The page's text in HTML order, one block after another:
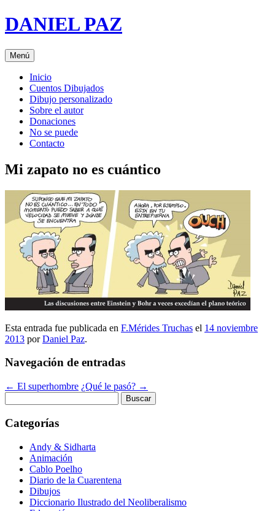
Saltar
al
DANIEL PAZ
Menú
Inicio
Cuentos Dibujados
Dibujo personalizado
Sobre el autor
Donaciones
No se puede
Contacto
Mi zapato no es cuántico
Esta entrada fue publicada en F.Mérides Truchas el 14 noviembre
2013 porDaniel Paz.
Navegación de entradas
← El superhombre ¿Qué le pasó? →
Categorías
Andy & Sidharta
Animación
Cablo Poelho
Diario de la Cuarentena
Dibujos
Diccionario Ilustrado del Neoliberalismo